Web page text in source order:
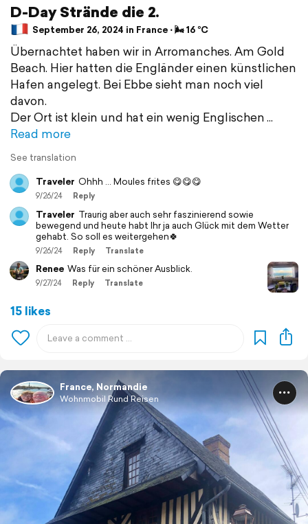
D-Day Strände die 2.
September 26, 2024 in France ⋅ 🌬 16 °C
Übernachtet haben wir in Arromanches. Am Gold
Beach. Hier hatten die Engländer einen künstlichen
Hafen angelegt. Bei Ebbe sieht man noch viel
davon.
Der Ort ist klein und hat ein wenig Englischen
Read more
See translation
Traveler Ohhh ... Moules frites 😋😋😋
9/26/24 Reply
Traveler Traurig aber auch sehr faszinierend sowie
bewegend und heute habt Ihr ja auch Glück mit dem Wetter
gehabt. So soll es weitergehen🍀
9/26/24 Reply Translate
Renee Was für ein schöner Ausblick.
9/27/24 Reply Translate
15 likes
France, Normandie
Wohnmobil Rund Reisen